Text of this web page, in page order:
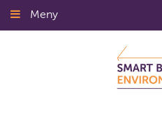
Gå
till
Meny